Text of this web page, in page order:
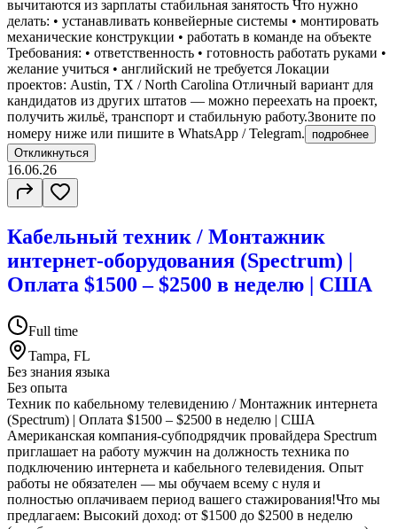
вычитаются из зарплаты стабильная занятость Что нужно
делать: • устанавливать конвейерные системы • монтировать
механические конструкции • работать в команде на объекте
Требования: • ответственность • готовность работать руками •
желание учиться • английский не требуется Локации
проектов: Austin, TX / North Carolina Отличный вариант для
кандидатов из других штатов — можно переехать на проект,
получить жильё, транспорт и стабильную работу.Звоните по
номеру ниже или пишите в WhatsApp / Telegram.
подробнее
Откликнуться
16.06.26
Кабельный техник / Монтажник
интернет-оборудования (Spectrum) |
Оплата $1500 – $2500 в неделю | США
Full time
Tampa, FL
Без знания языка
Без опыта
Техник по кабельному телевидению / Монтажник интернета
(Spectrum) | Оплата $1500 – $2500 в неделю | США
Американская компания-субподрядчик провайдера Spectrum
приглашает на работу мужчин на должность техника по
подключению интернета и кабельного телевидения. Опыт
работы не обязателен — мы обучаем всему с нуля и
полностью оплачиваем период вашего стажирования!Что мы
предлагаем: Высокий доход: от $1500 до $2500 в неделю